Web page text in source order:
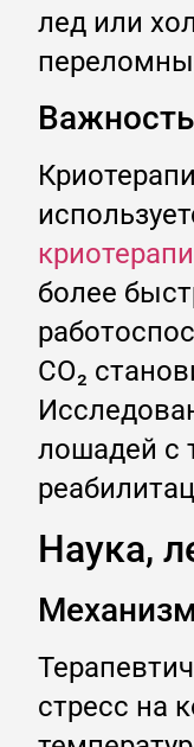
лед или
более
CO₂
лошадей с
Наука,
стресс на